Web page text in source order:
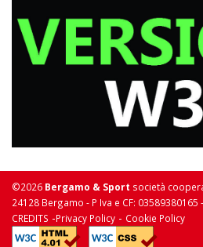
©2026 Bergamo & Sport società
24128 Bergamo - P Iva e CF:
CREDITS -Privacy Policy - Cookie Policy